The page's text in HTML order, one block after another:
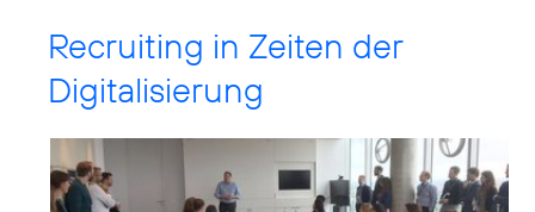
Recruiting in Zeiten der
Digitalisierung